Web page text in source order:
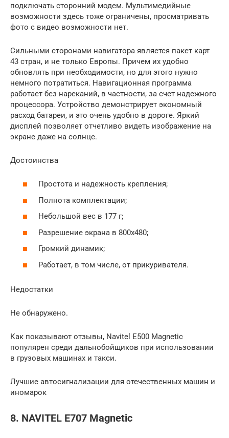
подключать сторонний модем. Мультимедийные
возможности здесь тоже ограничены, просматривать
фото с видео возможности нет.
Сильными сторонами навигатора является пакет карт
43 стран, и не только Европы. Причем их удобно
обновлять при необходимости, но для этого нужно
немного потратиться. Навигационная программа
работает без нареканий, в частности, за счет надежного
процессора. Устройство демонстрирует экономный
расход батареи, и это очень удобно в дороге. Яркий
дисплей позволяет отчетливо видеть изображение на
экране даже на солнце.
Достоинства
Простота и надежность крепления;
Полнота комплектации;
Небольшой вес в 177 г;
Разрешение экрана в 800х480;
Громкий динамик;
Работает, в том числе, от прикуривателя.
Недостатки
Не обнаружено.
Как показывают отзывы, Navitel E500 Magnetic
популярен среди дальнобойщиков при использовании
в грузовых машинах и такси.
Лучшие автосигнализации для отечественных машин и
иномарок
8. NAVITEL E707 Magnetic